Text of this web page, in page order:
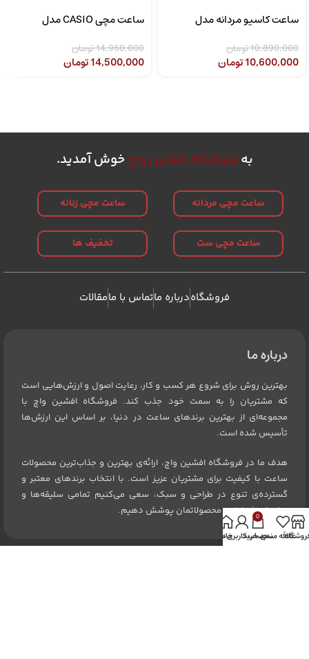
ساعت کاسیو مردانه مدل
10,890,000تومان
10,600,000تومان
ساعت مچی CASIO مدل
14,960,000تومان
14,500,000تومان
به فروشگاه افشین واچخوش آمدید.
ساعت مچی مردانه ساعت مچی زنانه
ساعت مچی ست تخفیف ها
فروشگاهدرباره ماتماس با مامقالات
درباره ما
بهترین روش برای شروع هر کسب و کار، رعایت اصول و ارزش‌هایی است
که مشتریان را به سمت خود جذب کند. فروشگاه افشین واچ با
مجموعه‌ای از بهترین برندهای ساعت در دنیا، بر اساس این ارزش‌ها
تأسیس شده است.
هدف ما در فروشگاه افشین واچ، ارائه‌ی بهترین و جذاب‌ترین محصولات
ساعت با کیفیت برای مشتریان عزیز است. با انتخاب برندهای معتبر و
گسترده‌ی تنوع در طراحی و سبک، سعی می‌کنیم تمامی سلیقه‌ها و
نیازهای شما را در محصولاتمان پوشش دهیم.
علاقه مندی
0
سبد خرید
حساب کاربری من
خانه